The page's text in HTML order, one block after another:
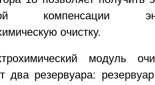
компенсации
очистку.
модуль
два резервуара: